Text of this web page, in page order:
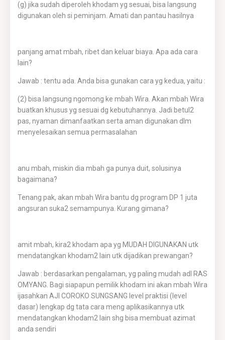
(g) jika sudah diperoleh khodam yg sesuai, bisa langsung
digunakan oleh si peminjam. Amati dan pantau hasilnya
panjang amat mbah, ribet dan keluar biaya. Apa ada cara
lain?
Jawab : tentu ada. Anda bisa gunakan cara yg kedua, yaitu :
(2) bisa langsung ngomong ke mbah Wira. Akan mbah Wira
buatkan khusus yg sesuai dg kebutuhannya. Jadi betul2
pas, nyaman dimanfaatkan serta aman digunakan dlm
menyelesaikan semua permasalahan
anu mbah, miskin dia mbah ga punya duit, solusinya
bagaimana?
Tenang pak, akan mbah Wira bantu dg program DP 1 juta
angsuran suka2 semampunya. Kurang gimana?
amit mbah, kira2 khodam apa yg MUDAH DIGUNAKAN utk
mendatangkan khodam2 lain utk dijadikan prewangan?
Jawab : berdasarkan pengalaman, yg paling mudah adl RAS
OMYANG. Bagi siapapun pemilik khodam ini akan mbah Wira
ijasahkan AJI COROKO SUNGSANG level praktisi (level
dasar) lengkap dg tata cara meng aplikasikannya utk
mendatangkan khodam2 lain shg bisa membuat azimat
anda sendiri